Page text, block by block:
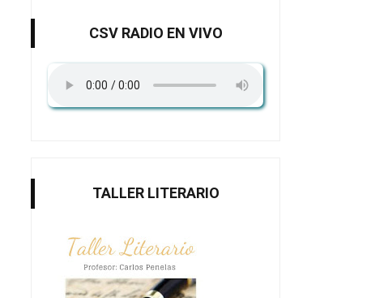
CSV RADIO EN VIVO
TALLER LITERARIO